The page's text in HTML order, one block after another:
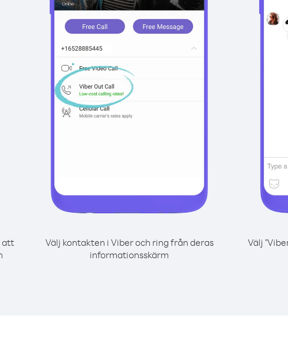
att
Välj kontakten i Viber och ring från deras
informationsskärm
Välj